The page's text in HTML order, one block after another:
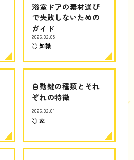
浴室ドアの素材選び
で失敗しないための
ガイド
2026.02.05
知識
自動鍵の種類とそれ
ぞれの特徴
2026.02.01
家